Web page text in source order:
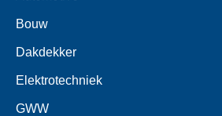
Bouw
Dakdekker
Elektrotechniek
GWW